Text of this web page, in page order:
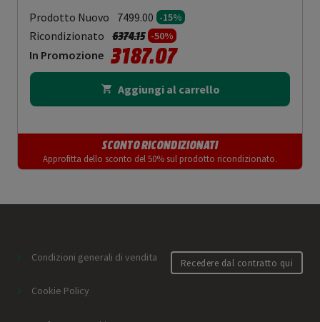
Prodotto Nuovo 7499.00 -15%
Ricondizionato Prezzo ridotto da
6374.15a-50%
In Promozione 3187.07
Aggiungi al carrello
SCONTO RICONDIZIONATI
Approfitta dello sconto del 50% sul prodotto ricondizionato.
Condizioni generali di vendita
Cookie Policy
Recedere dal contratto qui